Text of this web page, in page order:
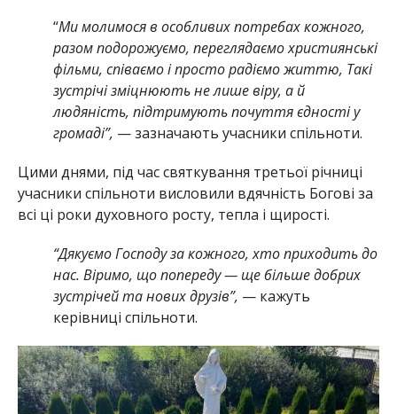
“Ми молимося в особливих потребах кожного,
разом подорожуємо, переглядаємо християнські
фільми, співаємо і просто радіємо життю, Такі
зустрічі зміцнюють не лише віру, а й
людяність, підтримують почуття єдності у
громаді”, — зазначають учасники спільноти.
Цими днями, під час святкування третьої річниці
учасники спільноти висловили вдячність Богові за
всі ці роки духовного росту, тепла і щирості.
“Дякуємо Господу за кожного, хто приходить до
нас. Віримо, що попереду — ще більше добрих
зустрічей та нових друзів”, — кажуть
керівниці спільноти.